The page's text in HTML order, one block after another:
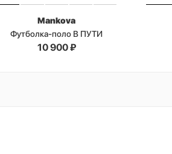
Mankova
Футболка-поло В ПУТИ
10 900₽